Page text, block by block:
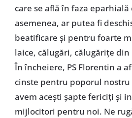
care se află în faza
asemenea, ar putea fi
beatificare și pentru foarte
laice, călugări, călugărițe
În încheiere, PS Florentin a
cinste pentru poporul nostru
avem acești șapte fericiți și
mijlocitori pentru noi. Ne